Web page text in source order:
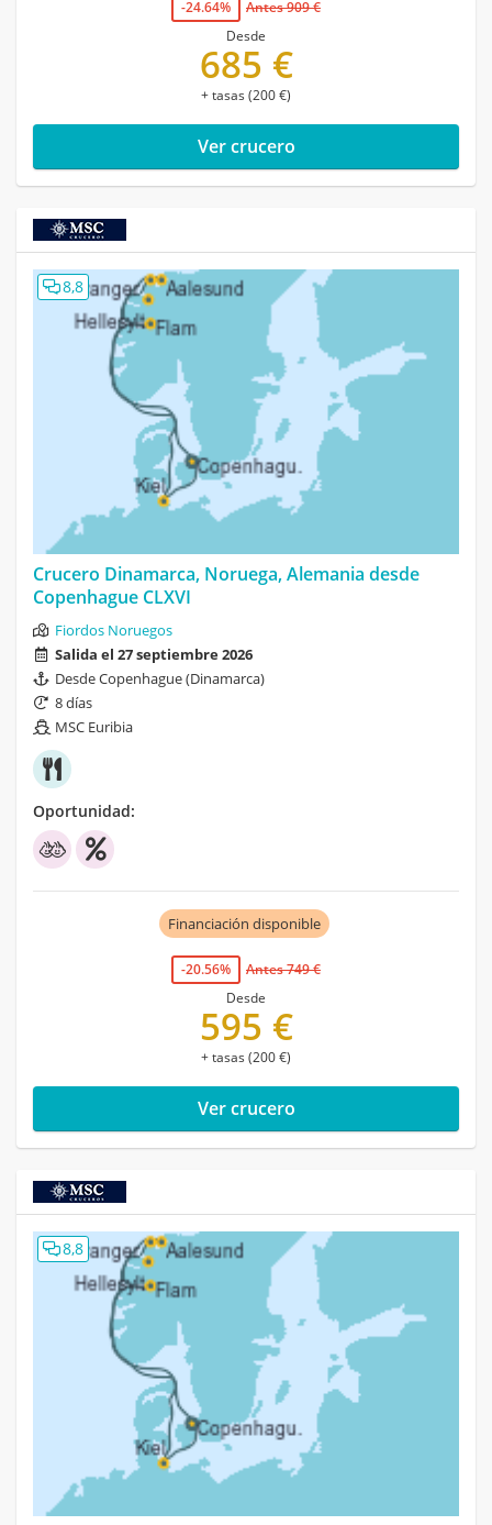
-24.64%
Antes 909 €
Desde
685 €
+ tasas (200 €)
Ver crucero
8,8
Crucero Dinamarca, Noruega, Alemania desde
Copenhague CLXVI
Fiordos Noruegos
Salida el 27 septiembre 2026
Desde Copenhague (Dinamarca)
8 días
MSC Euribia
Oportunidad:
Financiación disponible
-20.56%
Antes 749 €
Desde
595 €
+ tasas (200 €)
Ver crucero
8,8